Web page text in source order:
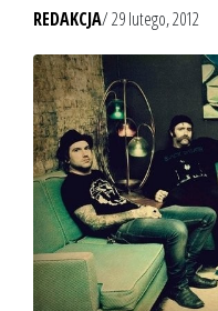
REDAKCJA/ 29 lutego, 2012